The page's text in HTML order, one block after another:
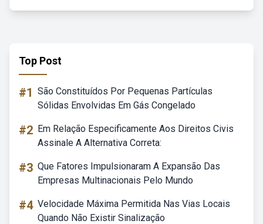
Top Post
#1 São Constituídos Por Pequenas Partículas
Sólidas Envolvidas Em Gás Congelado
#2 Em Relação Especificamente Aos Direitos Civis
Assinale A Alternativa Correta:
#3 Que Fatores Impulsionaram A Expansão Das
Empresas Multinacionais Pelo Mundo
#4 Velocidade Máxima Permitida Nas Vias Locais
Quando Não Existir Sinalização